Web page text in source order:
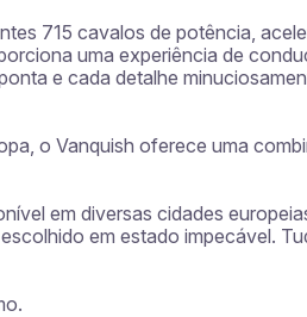
715 cavalos de potência,
uma experiência de
e cada detalhe
o Vanquish oferece uma
em diversas cidades
em estado impecável.